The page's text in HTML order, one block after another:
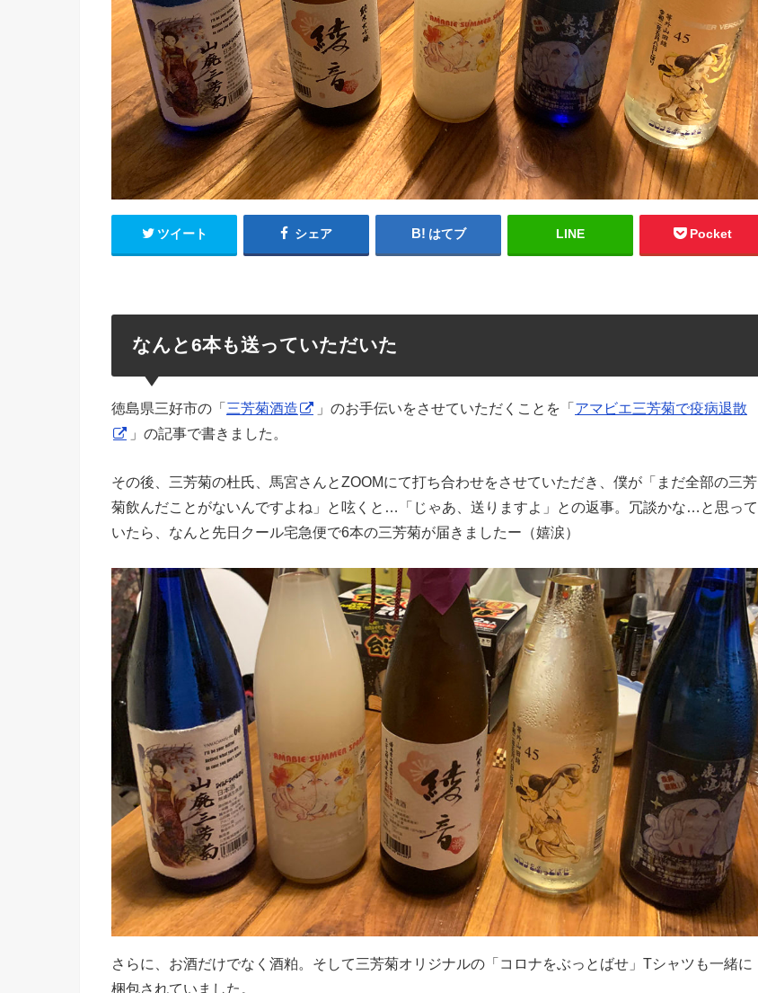
ツイート シェア はてブ LINE Pocket
なんと6本も送っていただいた
徳島県三好市の「三芳菊酒造 」のお手伝いをさせていただくことを「アマビエ三芳菊で疫病退散
」の記事で書きました。
その後、三芳菊の杜氏、馬宮さんとZOOMにて打ち合わせをさせていただき、僕が「まだ全部の三芳
菊飲んだことがないんですよね」と呟くと…「じゃあ、送りますよ」との返事。冗談かな…と思って
いたら、なんと先日クール宅急便で6本の三芳菊が届きましたー（嬉涙）
さらに、お酒だけでなく酒粕。そして三芳菊オリジナルの「コロナをぶっとばせ」Tシャツも一緒に
梱包されていました。